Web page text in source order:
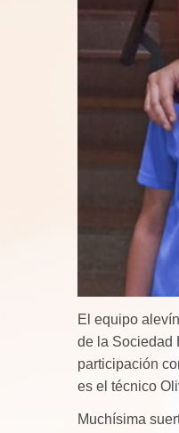
El equipo
de la Sociedad
participación
es el técnico
Muchísima